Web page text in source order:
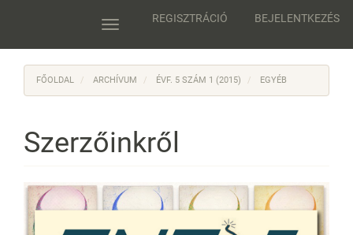
REGISZTRÁCIÓ BEJELENTKEZÉS
Toggle
FŐOLDAL ARCHÍVUM ÉVF. 5 SZÁM 1 (2015) EGYÉB
Szerzőinkről
Article
Sidebar